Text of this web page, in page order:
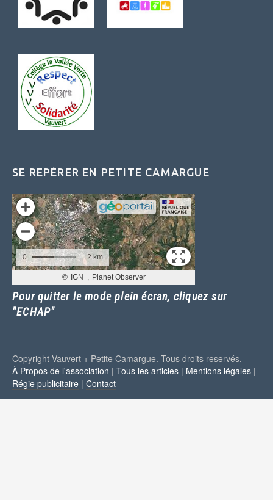
SE REPÉRER EN PETITE CAMARGUE
Pour quitter le mode plein écran, cliquez sur
"ECHAP"
Copyright Vauvert + Petite Camargue. Tous droits reservés.
À Propos de l'association | Tous les articles | Mentions légales |
Régie publicitaire | Contact